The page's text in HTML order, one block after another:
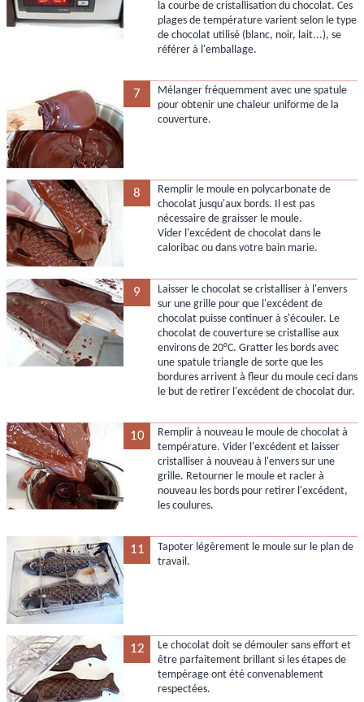
la courbe de cristallisation du chocolat. Ces
plages de température varient selon le type
de chocolat utilisé (blanc, noir, lait...), se
référer à l'emballage.
7
Mélanger fréquemment avec une spatule
pour obtenir une chaleur uniforme de la
couverture.
8
Remplir le moule en polycarbonate de
chocolat jusqu'aux bords. Il est pas
nécessaire de graisser le moule.
Vider l'excédent de chocolat dans le
caloribac ou dans votre bain marie.
9
Laisser le chocolat se cristalliser à l'envers
sur une grille pour que l'excédent de
chocolat puisse continuer à s'écouler. Le
chocolat de couverture se cristallise aux
environs de 20°C. Gratter les bords avec
une spatule triangle de sorte que les
bordures arrivent à fleur du moule ceci dans
le but de retirer l'excédent de chocolat dur.
10
Remplir à nouveau le moule de chocolat à
température. Vider l'excédent et laisser
cristalliser à nouveau à l'envers sur une
grille. Retourner le moule et racler à
nouveau les bords pour retirer l'excédent,
les coulures.
11
Tapoter légèrement le moule sur le plan de
travail.
12
Le chocolat doit se démouler sans effort et
être parfaitement brillant si les étapes de
tempérage ont été convenablement
respectées.